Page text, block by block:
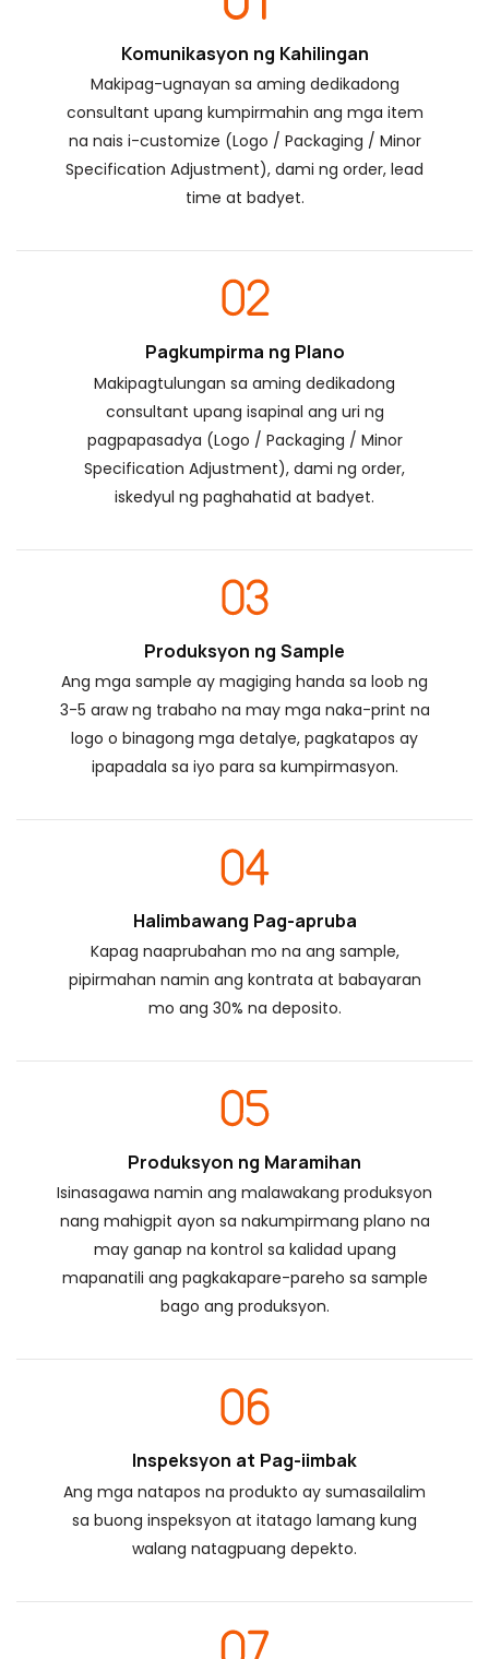
Komunikasyon ng Kahilingan
Makipag-ugnayan sa aming dedikadong
consultant upang kumpirmahin ang mga item
na nais i-customize (Logo / Packaging / Minor
Specification Adjustment), dami ng order, lead
time at badyet.
Pagkumpirma ng Plano
Makipagtulungan sa aming dedikadong
consultant upang isapinal ang uri ng
pagpapasadya (Logo / Packaging / Minor
Specification Adjustment), dami ng order,
iskedyul ng paghahatid at badyet.
Produksyon ng Sample
Ang mga sample ay magiging handa sa loob ng
3-5 araw ng trabaho na may mga naka-print na
logo o binagong mga detalye, pagkatapos ay
ipapadala sa iyo para sa kumpirmasyon.
Halimbawang Pag-apruba
Kapag naaprubahan mo na ang sample,
pipirmahan namin ang kontrata at babayaran
mo ang 30% na deposito.
Produksyon ng Maramihan
Isinasagawa namin ang malawakang produksyon
nang mahigpit ayon sa nakumpirmang plano na
may ganap na kontrol sa kalidad upang
mapanatili ang pagkakapare-pareho sa sample
bago ang produksyon.
Inspeksyon at Pag-iimbak
Ang mga natapos na produkto ay sumasailalim
sa buong inspeksyon at itatago lamang kung
walang natagpuang depekto.